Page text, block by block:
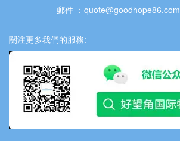
郵件 ：quote@goodhope86.com
關注更多我們的服務: